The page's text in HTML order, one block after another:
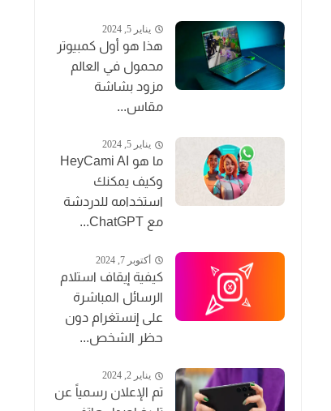
يناير 5, 2024
هذا هو أول كمبيوتر
محمول في العالم
مزود بشاشة
مقاس...
يناير 5, 2024
ما هو HeyCami AI
وكيف يمكنك
استخدامه للدردشة
مع ChatGPT...
أكتوبر 7, 2024
كيفية إيقاف استلام
الرسائل المباشرة
على إنستغرام دون
حظر الشخص...
يناير 2, 2024
تم الإعلان رسمياً عن